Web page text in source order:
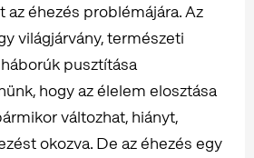
éhezés problémájára. Az
világjárvány, természeti
pusztítása
hogy az élelem elosztása
változhat, hiányt,
okozva. De az éhezés egy